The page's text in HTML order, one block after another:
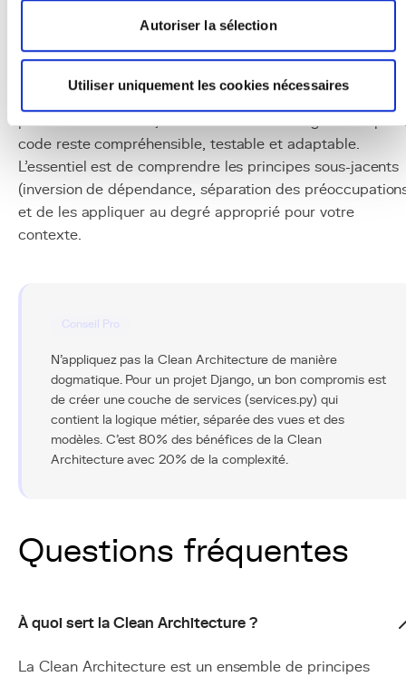
Autoriser la sélection
Utiliser uniquement les cookies nécessaires
La Clean Architecture est un investissement dans la
longévité et la qualité de votre code. Elle n'est pas
adaptée à tous les projets : unMVPou un petit outil
interne ne justifie pas cette complexité structurelle. Mais
pour les applications métier critiques qui doivent évoluer
pendant des années, la Clean Architecture garantit que
code reste compréhensible, testable et adaptable.
L'essentiel est de comprendre les principes sous-jacents
(inversion de dépendance, séparation des
et de les appliquer au degré approprié pour votre
contexte.
Conseil Pro
N'appliquez pas la Clean Architecture de manière
dogmatique. Pour un projet Django, un bon compromis est
de créer une couche de services (services.py) qui
contient la logique métier, séparée des vues et des
modèles. C'est 80% des bénéfices de la Clean
Architecture avec 20% de la complexité.
Questions fréquentes
À quoi sert la Clean Architecture ?
La Clean Architecture est un ensemble de principes